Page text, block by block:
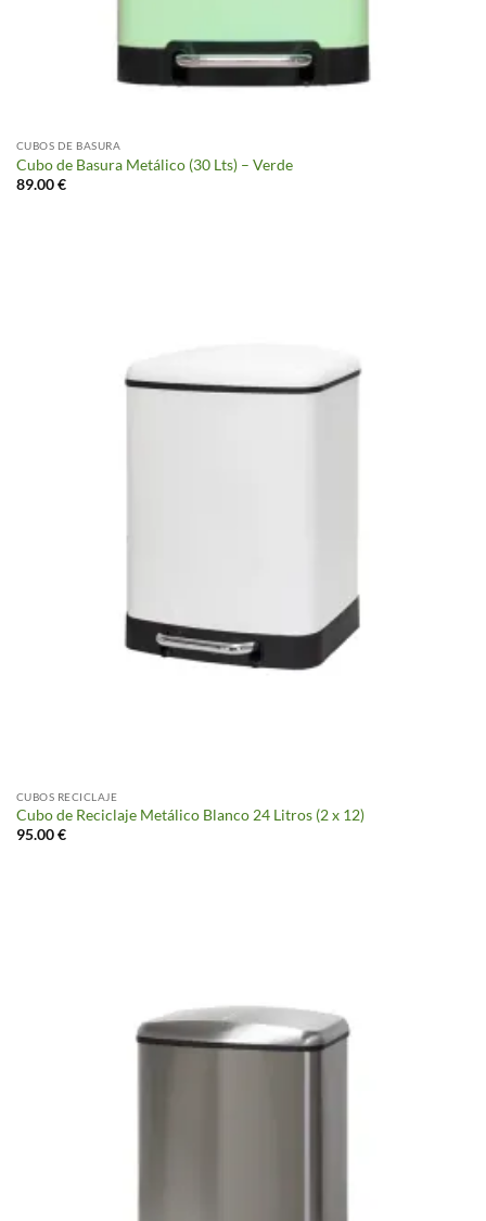
CUBOS DE BASURA
Cubo de Basura Metálico (30 Lts) – Verde
89.00€
CUBOS RECICLAJE
Cubo de Reciclaje Metálico Blanco 24 Litros (2 x 12)
95.00€